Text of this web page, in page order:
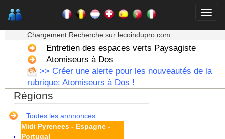
Chargement Recherche sur lecoindupro.com...
Entretien des espaces verts Paysagiste
Atomiseurs à Dos
>> Créer une alerte pour les nouveautés de la
rubrique: Atomiseurs à Dos !
Régions
Toutes les annnonces
Franche Comte - Suisse
Guyane
Haute Normandie
Ile de France
La Réunion
Languedoc Roussillon
Limousin
Lorraine
Martinique
Mayotte
Midi Pyrenees - Espagne -
Portugal